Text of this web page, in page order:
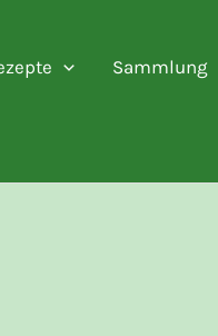
Sammlung